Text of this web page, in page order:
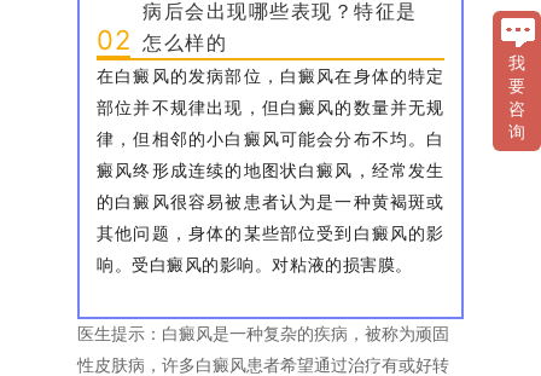
02
病后会出现哪些表现？特征是
怎么样的
在白癜风的发病部位，白癜风在身体的特定
部位并不规律出现，但白癜风的数量并无规
律，但相邻的小白癜风可能会分布不均。白
癜风终形成连续的地图状白癜风，经常发生
的白癜风很容易被患者认为是一种黄褐斑或
其他问题，身体的某些部位受到白癜风的影
响。受白癜风的影响。对粘液的损害膜。
医生提示：白癜风是一种复杂的疾病，被称为顽固
性皮肤病，许多白癜风患者希望通过治疗有或好转
我
要
咨
询